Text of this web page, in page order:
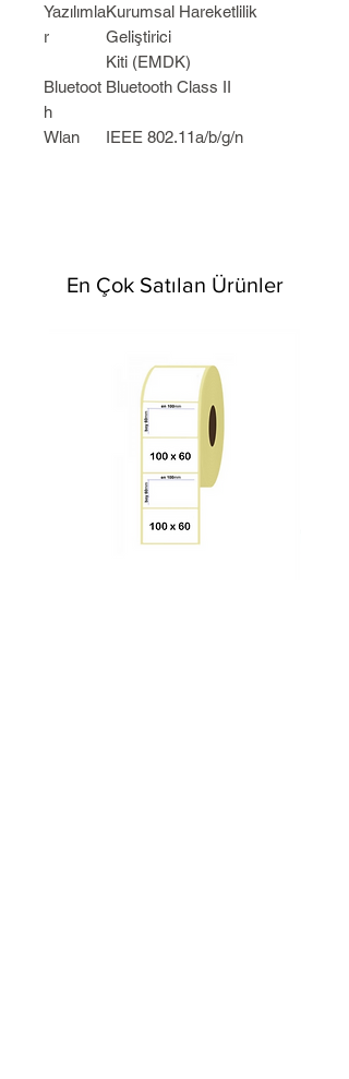
Yazılımla
r
Kurumsal Hareketlilik
Geliştirici
Kiti (EMDK)
Bluetoot
h
Bluetooth Class II
Wlan IEEE 802.11a/b/g/n
En Çok Satılan Ürünler